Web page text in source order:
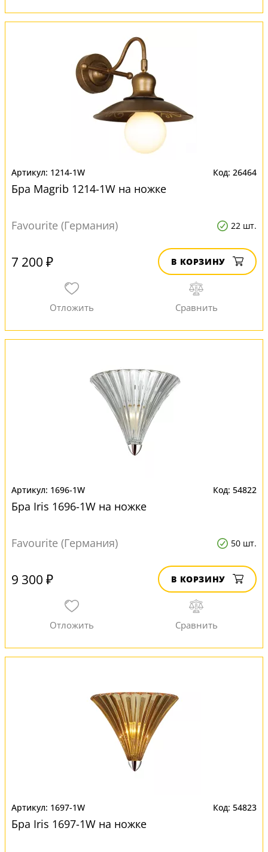
1214-1W 26464
Бра Magrib 1214-1W на ножке
Favourite (Германия) 22 шт.
7 200 ₽ В КОРЗИНУ
1696-1W 54822
Бра Iris 1696-1W на ножке
Favourite (Германия) 50 шт.
9 300 ₽ В КОРЗИНУ
1697-1W 54823
Бра Iris 1697-1W на ножке